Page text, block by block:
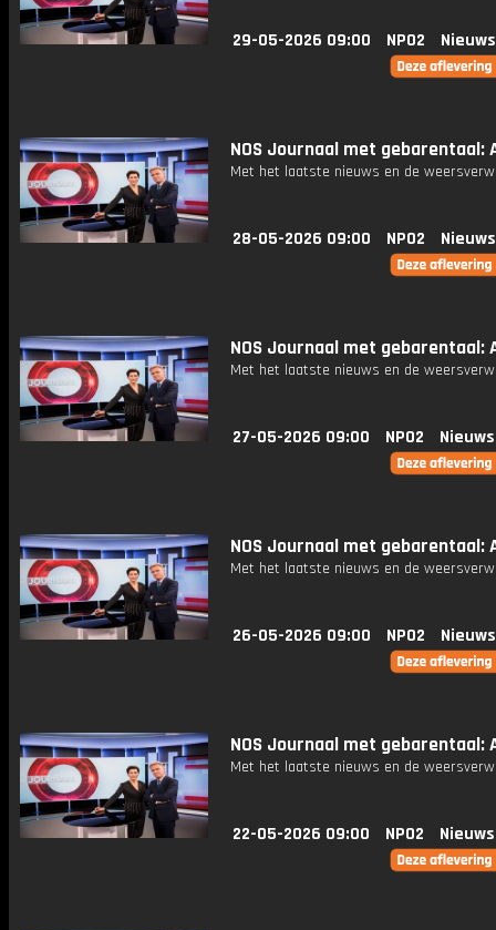
29-05-2026 09:00 NPO2
NOS Journaal met gebarentaal:
Met het laatste nieuws en de
28-05-2026 09:00 NPO2
NOS Journaal met gebarentaal:
Met het laatste nieuws en de
27-05-2026 09:00 NPO2
NOS Journaal met gebarentaal:
Met het laatste nieuws en de
26-05-2026 09:00 NPO2
NOS Journaal met gebarentaal:
Met het laatste nieuws en de
22-05-2026 09:00 NPO2